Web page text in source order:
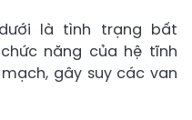
là tình trạng bất
năng của hệ tĩnh
gây suy các van